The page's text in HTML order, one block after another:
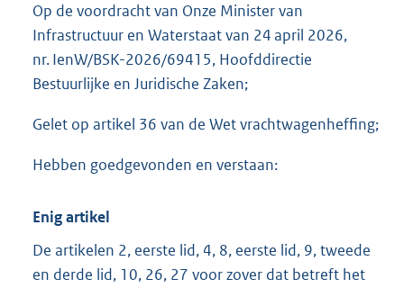
8
K
b
Op de voordracht van Onze Minister van
Infrastructuur en Waterstaat van 24 april 2026,
nr. IenW/BSK-2026/69415, Hoofddirectie
Bestuurlijke en Juridische Zaken;
Gelet op artikel 36 van de Wet vrachtwagenheffing;
Hebben goedgevonden en verstaan:
Enig artikel
De artikelen 2, eerste lid, 4, 8, eerste lid, 9, tweede
en derde lid, 10, 26, 27 voor zover dat betreft het